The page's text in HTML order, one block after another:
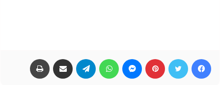
فيسبوك تويتر بينتيريست ماسنجر واتساب تيلقرام مشاركة عبر البريد